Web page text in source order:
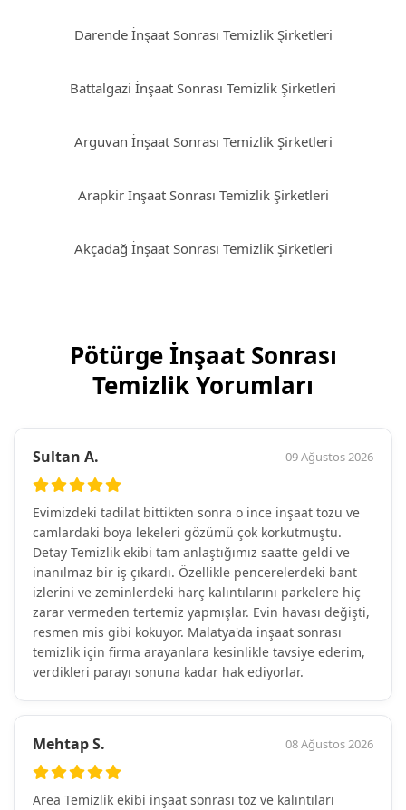
Darende İnşaat Sonrası Temizlik Şirketleri
Battalgazi İnşaat Sonrası Temizlik Şirketleri
Arguvan İnşaat Sonrası Temizlik Şirketleri
Arapkir İnşaat Sonrası Temizlik Şirketleri
Akçadağ İnşaat Sonrası Temizlik Şirketleri
Pötürge İnşaat Sonrası
Temizlik Yorumları
Sultan A. 09 Ağustos 2026
Evimizdeki tadilat bittikten sonra o ince inşaat tozu ve
camlardaki boya lekeleri gözümü çok korkutmuştu.
Detay Temizlik ekibi tam anlaştığımız saatte geldi ve
inanılmaz bir iş çıkardı. Özellikle pencerelerdeki bant
izlerini ve zeminlerdeki harç kalıntılarını parkelere hiç
zarar vermeden tertemiz yapmışlar. Evin havası değişti,
resmen mis gibi kokuyor. Malatya'da inşaat sonrası
temizlik için firma arayanlara kesinlikle tavsiye ederim,
verdikleri parayı sonuna kadar hak ediyorlar.
Mehtap S. 08 Ağustos 2026
Area Temizlik ekibi inşaat sonrası toz ve kalıntıları